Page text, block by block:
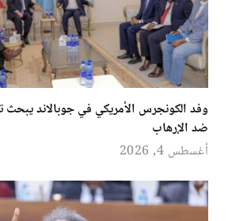
وفد الكونجرس الأمريكي في جوبالاند يبحث
ضد الإرهاب
أغسطس 4, 2026